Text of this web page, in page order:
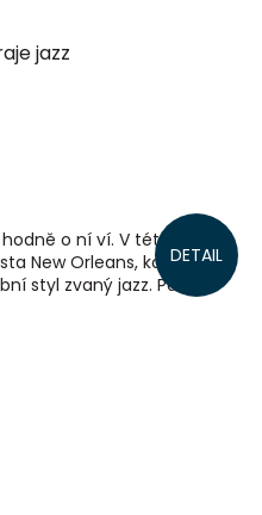
jazz
DETAIL
o ní ví. V této knížce
New Orleans, kde na
styl zvaný jazz. Packa...